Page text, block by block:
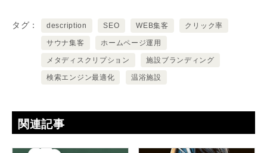
タグ description SEO WEB集客 クリック率
サウナ集客 ホームページ運用
メタディスクリプション 施設ブランディング
検索エンジン最適化 温浴施設
関連記事